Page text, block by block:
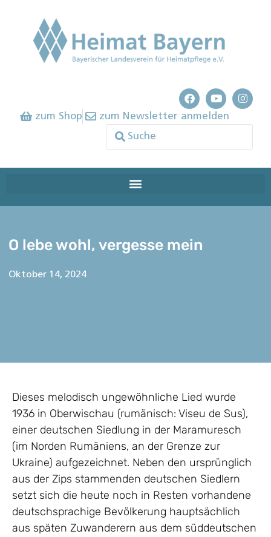
zum Shop zum Newsletter anmelden
O lebe wohl, vergesse mein
Oktober 14, 2024
Dieses melodisch ungewöhnliche Lied wurde
1936 in Oberwischau (rumänisch: Viseu de Sus),
einer deutschen Siedlung in der Maramuresch
(im Norden Rumäniens, an der Grenze zur
Ukraine) aufgezeichnet. Neben den ursprünglich
aus der Zips stammenden deutschen Siedlern
setzt sich die heute noch in Resten vorhandene
deutschsprachige Bevölkerung hauptsächlich
aus späten Zuwanderern aus dem süddeutschen